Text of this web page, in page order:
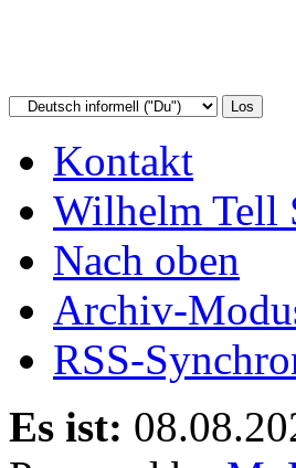
Kontakt
Wilhelm Tell
Nach oben
Archiv-
RSS-
Es ist: